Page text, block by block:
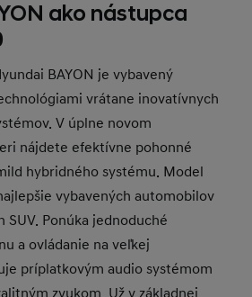
ako nástupca
BAYON je vybavený
vrátane inovatívnych
V úplne novom
nájdete efektívne pohonné
hybridného systému. Model
vybavených automobilov
SUV. Ponúka jednoduché
a ovládanie na veľkej
príplatkovým audio systémom
zvukom. Už v základnej